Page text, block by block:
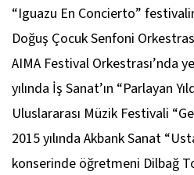
“Iguazu En Concierto”
Doğuş Çocuk Senfoni
AIMA Festival Orkestrası’nda
yılında İş Sanat’ın “Parlayan
Uluslararası Müzik Festivali
2015 yılında Akbank Sanat
konserinde öğretmeni Dilbağ